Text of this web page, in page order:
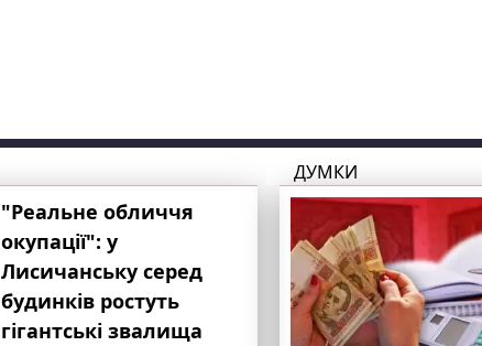
"Реальне обличчя
окупації": у
Лисичанську серед
будинків ростуть
гігантські звалища
ДУМКИ